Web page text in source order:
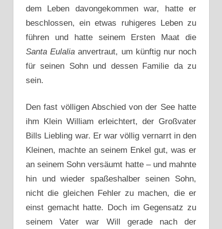
dem Leben davongekommen war, hatte er
beschlossen, ein etwas ruhigeres Leben zu
führen und hatte seinem Ersten Maat die
Santa Eulalia anvertraut, um künftig nur noch
für seinen Sohn und dessen Familie da zu
sein.
Den fast völligen Abschied von der See hatte
ihm Klein William erleichtert, der Großvater
Bills Liebling war. Er war völlig vernarrt in den
Kleinen, machte an seinem Enkel gut, was er
an seinem Sohn versäumt hatte – und mahnte
hin und wieder spaßeshalber seinen Sohn,
nicht die gleichen Fehler zu machen, die er
einst gemacht hatte. Doch im Gegensatz zu
seinem Vater war Will gerade nach der